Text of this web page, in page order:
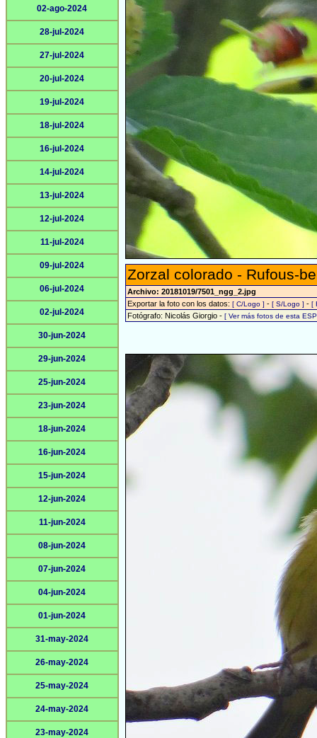
02-ago-2024
28-jul-2024
27-jul-2024
20-jul-2024
19-jul-2024
18-jul-2024
16-jul-2024
14-jul-2024
13-jul-2024
12-jul-2024
11-jul-2024
09-jul-2024
06-jul-2024
02-jul-2024
30-jun-2024
29-jun-2024
25-jun-2024
23-jun-2024
18-jun-2024
16-jun-2024
15-jun-2024
12-jun-2024
11-jun-2024
08-jun-2024
07-jun-2024
04-jun-2024
01-jun-2024
31-may-2024
26-may-2024
25-may-2024
24-may-2024
23-may-2024
Zorzal colorado - Rufous-
Archivo: 20181019/7501_ngg_2.jpg
Exportar la foto con los datos: [ C/Logo ] - [ S/Logo ] - [
Fotógrafo: Nicolás Giorgio - [ Ver más fotos de esta